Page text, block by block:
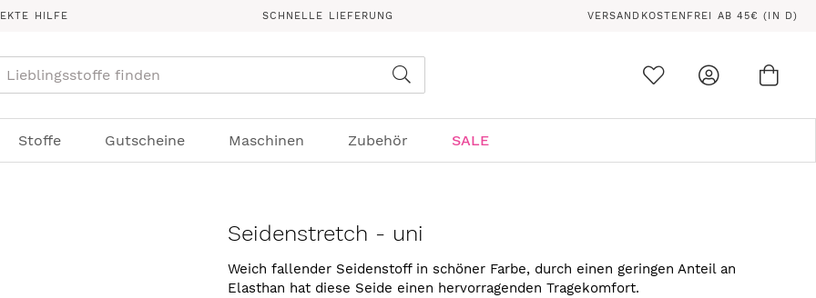
HILFE SCHNELLE LIEFERUNG VERSANDKOSTENFREI AB 45€ (IN D)
Stoffe Gutscheine Maschinen Zubehör SALE
Seidenstretch - uni
Weich fallender Seidenstoff in schöner Farbe, durch einen geringen Anteil an
Elasthan hat diese Seide einen hervorragenden Tragekomfort.